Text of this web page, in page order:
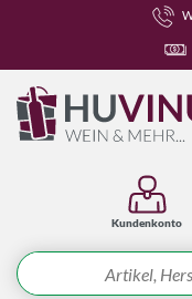
Kundenkonto